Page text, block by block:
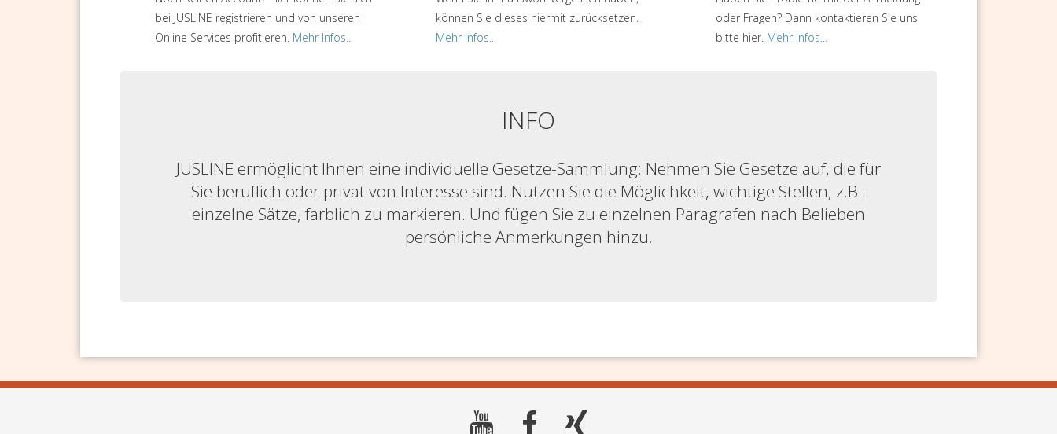
bei JUSLINE registrieren und von unseren
Online Services profitieren. Mehr Infos...
können Sie dieses hiermit zurücksetzen.
Mehr Infos...
oder Fragen? Dann kontaktieren Sie uns
bitte hier. Mehr Infos...
INFO
JUSLINE ermöglicht Ihnen eine individuelle Gesetze-Sammlung: Nehmen Sie Gesetze auf, die für
Sie beruflich oder privat von Interesse sind. Nutzen Sie die Möglichkeit, wichtige Stellen, z.B.:
einzelne Sätze, farblich zu markieren. Und fügen Sie zu einzelnen Paragrafen nach Belieben
persönliche Anmerkungen hinzu.